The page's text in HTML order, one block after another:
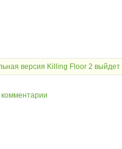
версия Killing Floor 2 выйдет
комментарии